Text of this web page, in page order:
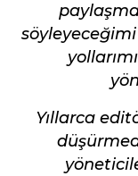
Yıllarca